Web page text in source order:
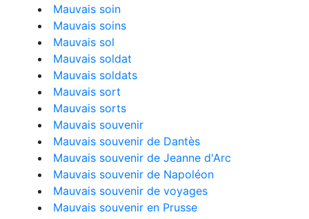
Mauvais soin
Mauvais soins
Mauvais sol
Mauvais soldat
Mauvais soldats
Mauvais sort
Mauvais sorts
Mauvais souvenir
Mauvais souvenir de Dantès
Mauvais souvenir de Jeanne d'Arc
Mauvais souvenir de Napoléon
Mauvais souvenir de voyages
Mauvais souvenir en Prusse